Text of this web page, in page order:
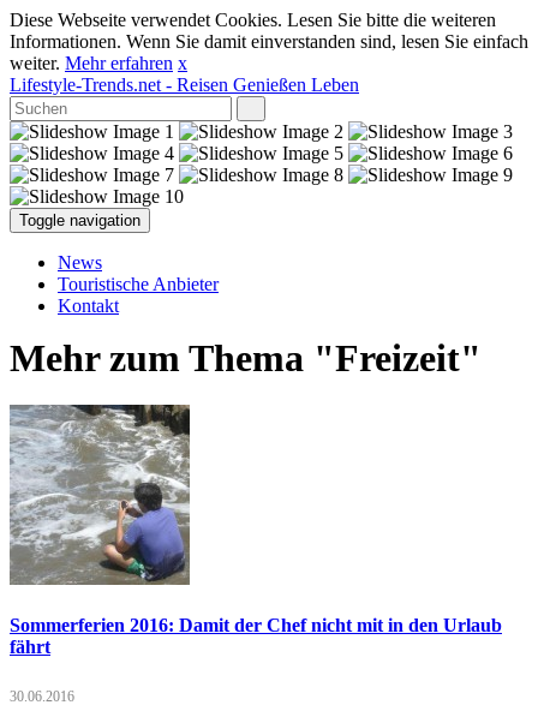
Diese Webseite verwendet Cookies. Lesen Sie bitte die weiteren
Informationen. Wenn Sie damit einverstanden sind, lesen Sie einfach
weiter. Mehr erfahren x
Lifestyle-Trends.net - Reisen Genießen Leben
Toggle navigation
News
Touristische Anbieter
Kontakt
Mehr zum Thema "Freizeit"
Sommerferien 2016: Damit der Chef nicht mit in den Urlaub
fährt
30.06.2016